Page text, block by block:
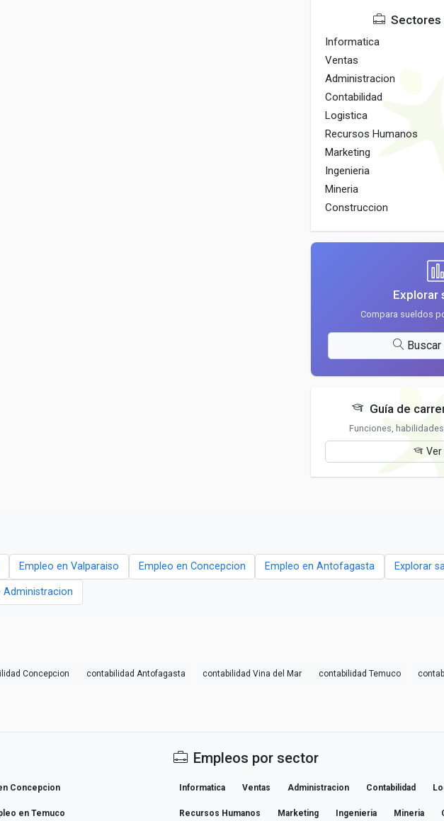
Sectores
Informatica
Ventas
Administracion
Contabilidad
Logistica
Recursos Humanos
Marketing
Ingenieria
Mineria
Construccion
Explorar
Compara sueldos
Guía de
Funciones,
Ver
Empleo en Valparaiso Empleo en Concepcion Empleo en Antofagasta Explorar
Administracion
Concepcion contabilidad Antofagasta contabilidad Vina del Mar contabilidad Temuco
Concepcion
en Temuco
Empleos por sector
Informatica Ventas Administracion Contabilidad
Recursos Humanos Marketing Ingenieria Mineria